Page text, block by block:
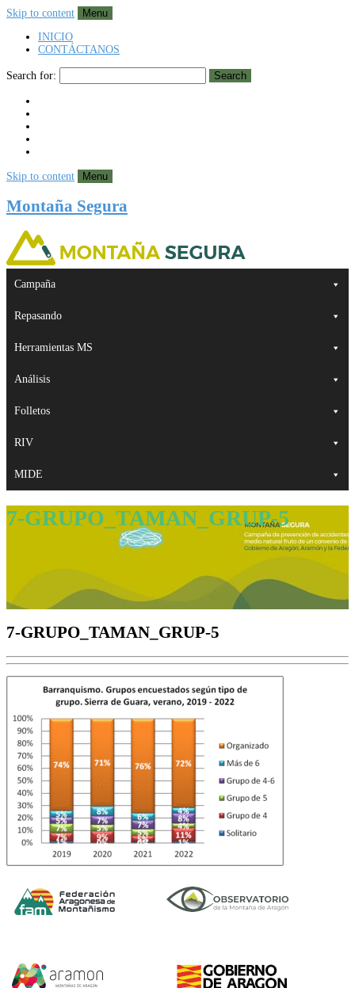
Skip to content
Menu
INICIO
CONTÁCTANOS
Search for: Search
Skip to content Menu
Montaña Segura
Campaña
Repasando
Herramientas MS
Análisis
Folletos
RIV
MIDE
7-GRUPO_TAMAN_GRUP-5
7-GRUPO_TAMAN_GRUP-5